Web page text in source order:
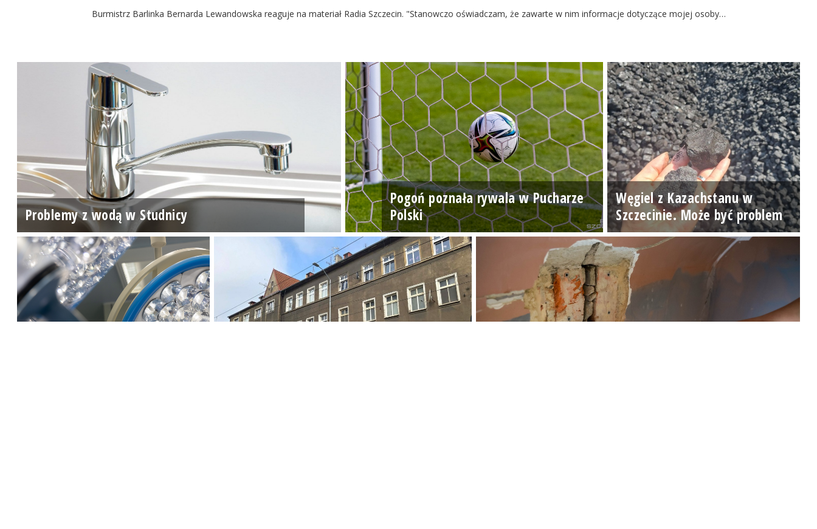
Burmistrz Barlinka Bernarda Lewandowska reaguje na materiał Radia Szczecin. "Stanowczo oświadczam, że zawarte w nim informacje dotyczące mojej osoby…
Problemy z wodą w Studnicy
Pogoń poznała rywala w Pucharze
Polski
Węgiel z Kazachstanu w
Szczecinie. Może być problem